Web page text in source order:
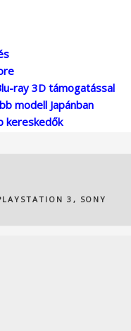
ray 3D támogatással
modell Japánban
kereskedők
3 , SONY